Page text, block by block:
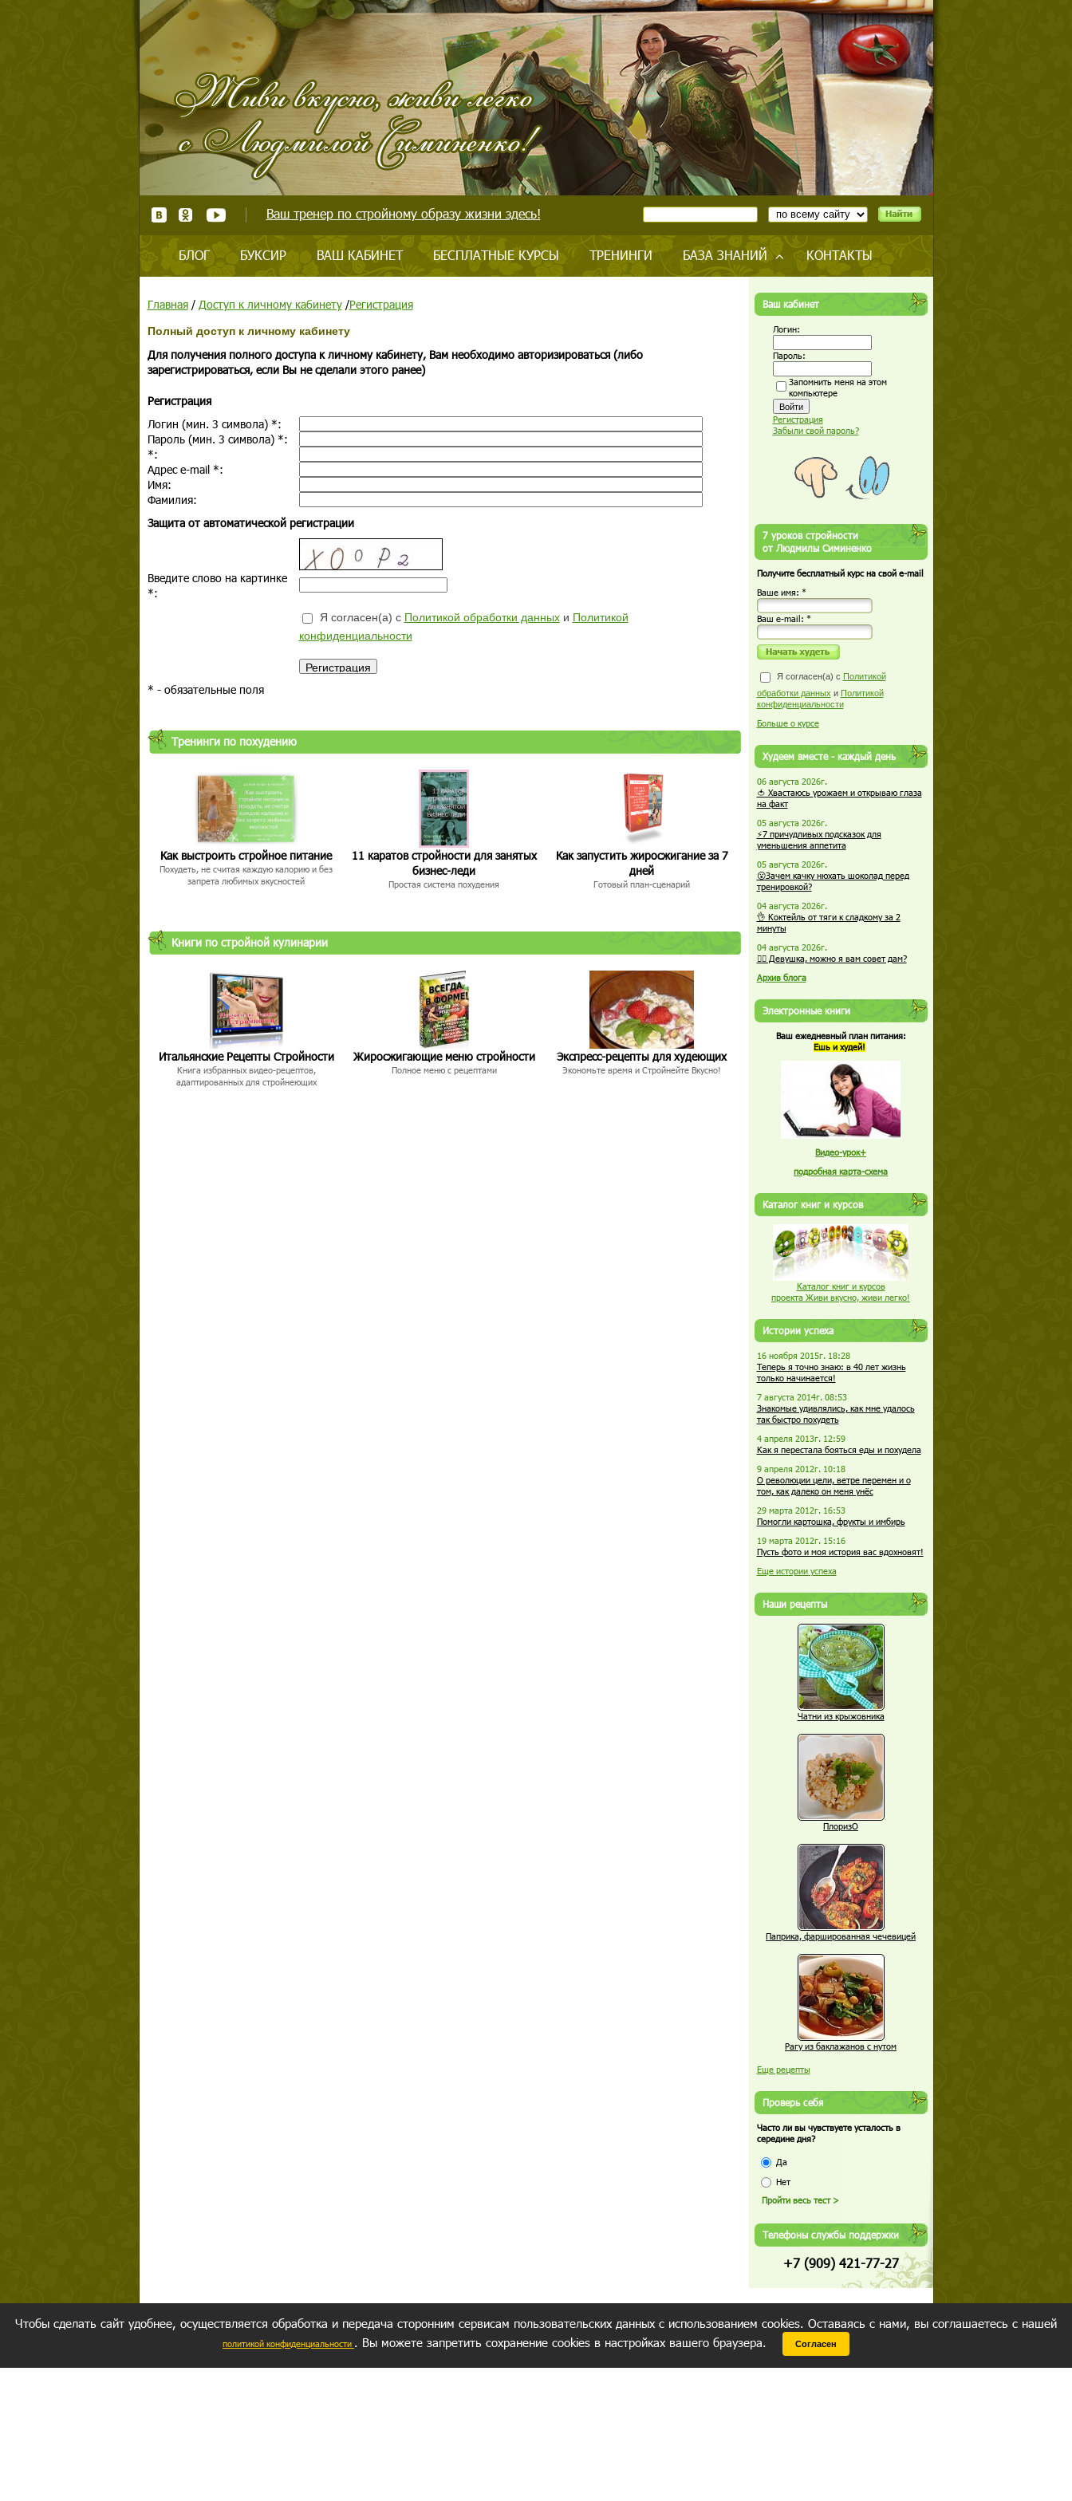
Ваш тренер по стройному образу жизни здесь!
БЛОГ БУКСИР ВАШ КАБИНЕТ БЕСПЛАТНЫЕ КУРСЫ ТРЕНИНГИ БАЗА ЗНАНИЙ КОНТАКТЫ
Главная/ Доступ к личному кабинету/Регистрация
Полный доступ к личному кабинету
Для получения полного доступа к личному кабинету, Вам необходимо авторизироваться (либо
зарегистрироваться, если Вы не сделали этого ранее)
Регистрация
Логин (мин. 3 символа) *:
Пароль (мин. 3 символа) *:
*:
Адрес e-mail *:
Имя:
Фамилия:
Защита от автоматической регистрации
Введите слово на картинке
*:
Я согласен(а) с Политикой обработки данныхи Политикой
конфиденциальности
* - обязательные поля
Тренинги по похудению
Как выстроить стройное питание
Похудеть, не считая каждую калорию и без
запрета любимых вкусностей
11 каратов стройности для занятых
бизнес-леди
Простая система похудения
Как запустить жиросжигание за 7
дней
Готовый план-сценарий
Книги по стройной кулинарии
Итальянские Рецепты Стройности
Книга избранных видео-рецептов,
адаптированных для стройнеющих
Жиросжигающие меню стройности
Полное меню с рецептами
Экспресс-рецепты для худеющих
Экономьте время и Стройнейте Вкусно!
Ваш кабинет
Логин:
Пароль:
Запомнить меня на этом
компьютере
Регистрация
Забыли свой пароль?
7 уроков стройности
от Людмилы Симиненко
Получите бесплатный курс на свой e-mail
Ваше имя: *
Ваш е-mail: *
Я согласен(а) с Политикой
обработки данных и Политикой
конфиденциальности
Больше о курсе
Худеем вместе - каждый день
06 августа 2026г.
🍅 Хвастаюсь урожаем и открываю глаза
на факт
05 августа 2026г.
⚡7 причудливых подсказок для
уменьшения аппетита
05 августа 2026г.
😮Зачем качку нюхать шоколад перед
тренировкой?
04 августа 2026г.
👌 Коктейль от тяги к сладкому за 2
минуты
04 августа 2026г.
🏋️‍♀️ Девушка, можно я вам совет дам?
Архив блога
Электронные книги
Ваш ежедневный план питания:
Ешь и худей!
Видео-урок+
подробная карта-схема
Каталог книг и курсов
Каталог книг и курсов
проекта Живи вкусно, живи легко!
Истории успеха
16 ноября 2015г. 18:28
Теперь я точно знаю: в 40 лет жизнь
только начинается!
7 августа 2014г. 08:53
Знакомые удивлялись, как мне удалось
так быстро похудеть
4 апреля 2013г. 12:59
Как я перестала бояться еды и похудела
9 апреля 2012г. 10:18
О революции цели, ветре перемен и о
том, как далеко он меня унёс
29 марта 2012г. 16:53
Помогли картошка, фрукты и имбирь
19 марта 2012г. 15:16
Пусть фото и моя история вас вдохновят!
Еще истории успеха
Наши рецепты
Чатни из крыжовника
ПлоризО
Паприка, фаршированная чечевицей
Рагу из баклажанов с нутом
Еще рецепты
Проверь себя
Часто ли вы чувствуете усталость в
середине дня?
Да
Нет
Телефоны службы поддержки
+7 (909) 421-77-27
Чтобы сделать сайт удобнее, осуществляется обработка и передача сторонним сервисам пользовательских данных с использованием cookies. Оставаясь с нами, вы соглашаетесь с нашей
политикой конфиденциальности . Вы можете запретить сохранение cookies в настройках вашего браузера. Согласен